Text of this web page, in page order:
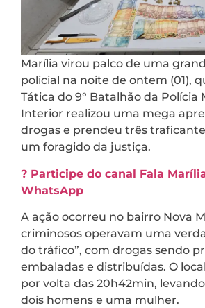
Marília virou palco de uma
policial na noite de ontem (01),
Tática do 9° Batalhão da Polícia
Interior realizou uma mega
drogas e prendeu três
um foragido da justiça.
? Participe do canal Fala
WhatsApp
A ação ocorreu no bairro Nova
criminosos operavam uma
do tráfico”, com drogas sendo
embaladas e distribuídas. O
por volta das 20h42min,
dois homens e uma mulher.